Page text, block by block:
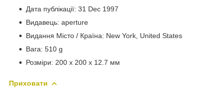
Дата публікації: 31 Dec 1997
Видавець: aperture
Видання Місто / Країна: New York, United States
Вага: 510 g
Розміри: 200 x 200 x 12.7 мм
Приховати